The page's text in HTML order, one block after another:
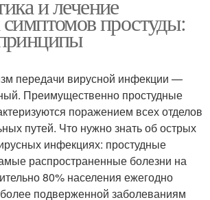
простуды:
передачи вирусной инфекции —
Преимущественно простудные
поражением всех отделов
путей. Что нужно знать об острых
инфекциях: простудные
распространенные болезни на
80% населения ежегодно
подверженной заболеваниям